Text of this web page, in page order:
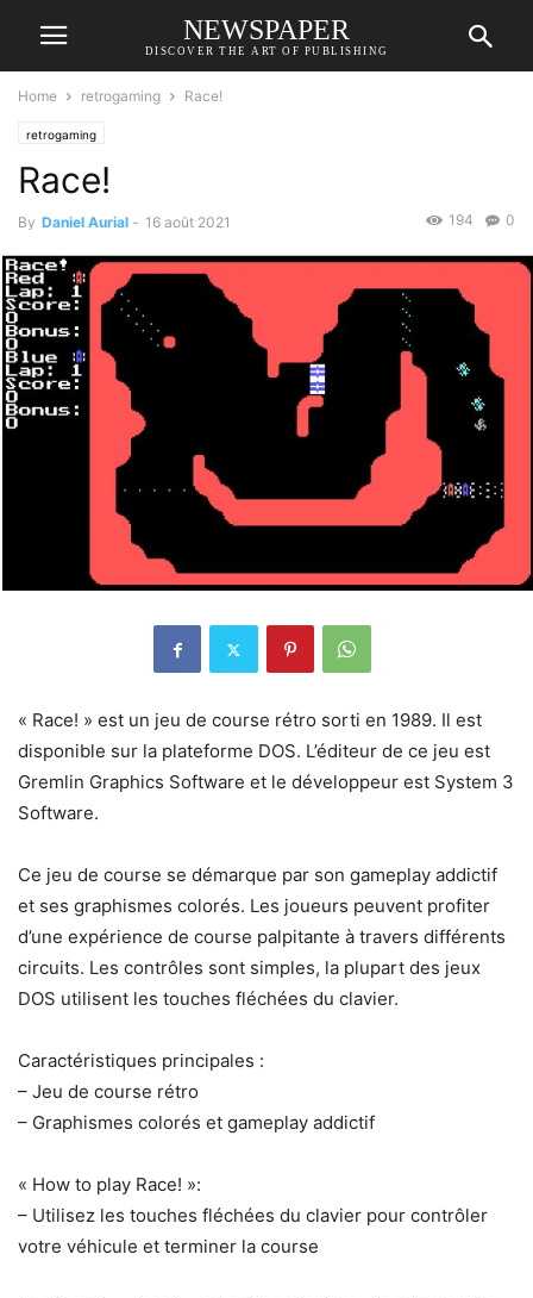
NEWSPAPER
DISCOVER THE ART OF PUBLISHING
Home retrogaming Race!
retrogaming
Race!
By Daniel Aurial - 16 août 2021 0
194
« Race! » est un jeu de course rétro sorti en 1989. Il est
disponible sur la plateforme DOS. L’éditeur de ce jeu est
Gremlin Graphics Software et le développeur est System 3
Software.
Ce jeu de course se démarque par son gameplay addictif
et ses graphismes colorés. Les joueurs peuvent profiter
d’une expérience de course palpitante à travers différents
circuits. Les contrôles sont simples, la plupart des jeux
DOS utilisent les touches fléchées du clavier.
Caractéristiques principales :
– Jeu de course rétro
– Graphismes colorés et gameplay addictif
« How to play Race! »:
– Utilisez les touches fléchées du clavier pour contrôler
votre véhicule et terminer la course